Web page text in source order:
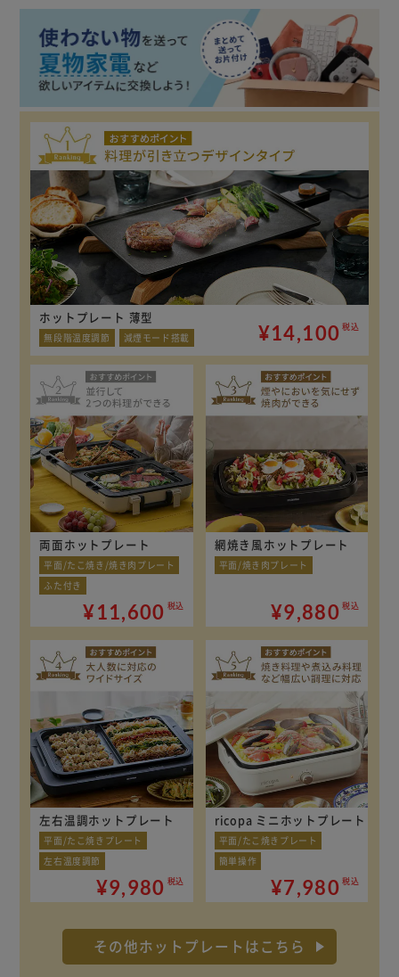
ホットプレート 薄型
無段階温度調節 減煙モード搭載 ¥14,100 税込
両面ホットプレート
平面/たこ焼き/焼き肉プレート
ふた付き
¥11,600 税込
網焼き風ホットプレート
平面/焼き肉プレート
¥9,880 税込
左右温調ホットプレート
平面/たこ焼きプレート
左右温度調節
¥9,980 税込
ricopa ミニホットプレート
平面/たこ焼きプレート
簡単操作
¥7,980 税込
その他ホットプレートはこちら